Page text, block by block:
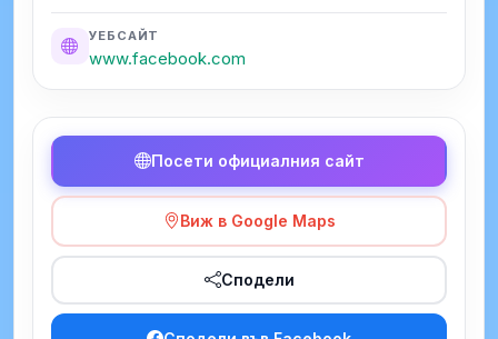
УЕБСАЙТ
www.facebook.com
Посети официалния сайт
Виж в Google Maps
Сподели